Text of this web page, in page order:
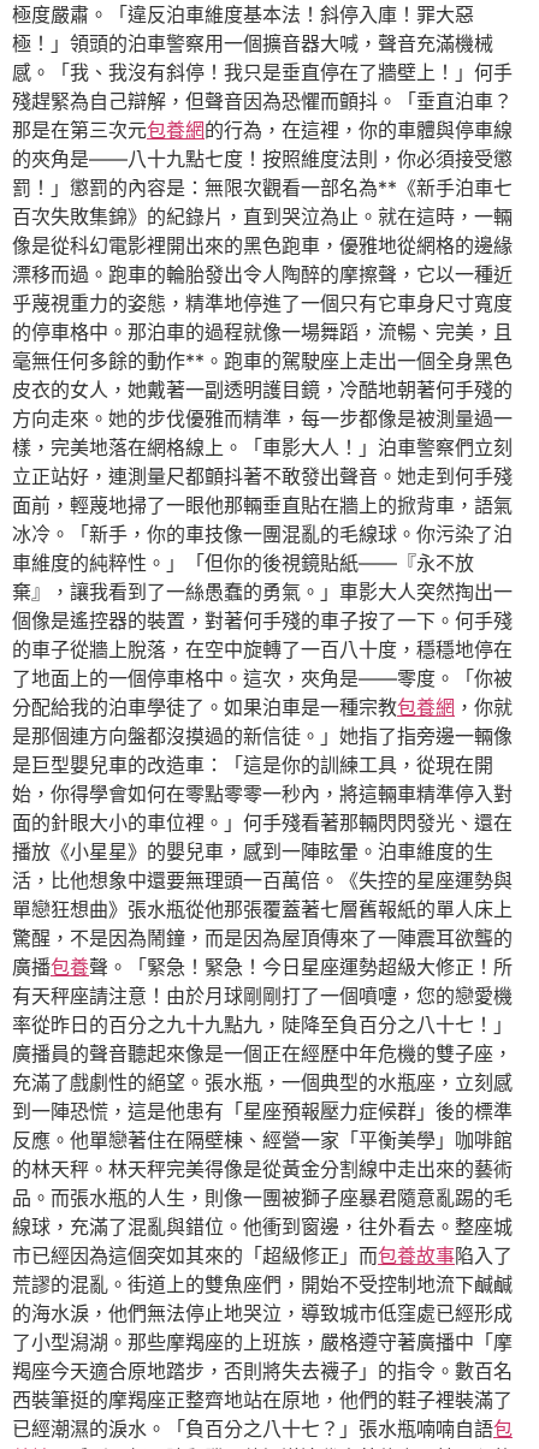
極度嚴肅。「違反泊車維度基本法！斜停入庫！罪大惡
極！」領頭的泊車警察用一個擴音器大喊，聲音充滿機械
感。「我、我沒有斜停！我只是垂直停在了牆壁上！」何手
殘趕緊為自己辯解，但聲音因為恐懼而顫抖。「垂直泊車？
那是在第三次元包養網的行為，在這裡，你的車體與停車線
的夾角是——八十九點七度！按照維度法則，你必須接受懲
罰！」懲罰的內容是：無限次觀看一部名為**《新手泊車七
百次失敗集錦》的紀錄片，直到哭泣為止。就在這時，一輛
像是從科幻電影裡開出來的黑色跑車，優雅地從網格的邊緣
漂移而過。跑車的輪胎發出令人陶醉的摩擦聲，它以一種近
乎蔑視重力的姿態，精準地停進了一個只有它車身尺寸寬度
的停車格中。那泊車的過程就像一場舞蹈，流暢、完美，且
毫無任何多餘的動作**。跑車的駕駛座上走出一個全身黑色
皮衣的女人，她戴著一副透明護目鏡，冷酷地朝著何手殘的
方向走來。她的步伐優雅而精準，每一步都像是被測量過一
樣，完美地落在網格線上。「車影大人！」泊車警察們立刻
立正站好，連測量尺都顫抖著不敢發出聲音。她走到何手殘
面前，輕蔑地掃了一眼他那輛垂直貼在牆上的掀背車，語氣
冰冷。「新手，你的車技像一團混亂的毛線球。你污染了泊
車維度的純粹性。」「但你的後視鏡貼紙——『永不放
棄』，讓我看到了一絲愚蠢的勇氣。」車影大人突然掏出一
個像是遙控器的裝置，對著何手殘的車子按了一下。何手殘
的車子從牆上脫落，在空中旋轉了一百八十度，穩穩地停在
了地面上的一個停車格中。這次，夾角是——零度。「你被
分配給我的泊車學徒了。如果泊車是一種宗教包養網 ，你就
是那個連方向盤都沒摸過的新信徒。」她指了指旁邊一輛像
是巨型嬰兒車的改造車：「這是你的訓練工具，從現在開
始，你得學會如何在零點零零一秒內，將這輛車精準停入對
面的針眼大小的車位裡。」何手殘看著那輛閃閃發光、還在
播放《小星星》的嬰兒車，感到一陣眩暈。泊車維度的生
活，比他想象中還要無理頭一百萬倍。《失控的星座運勢與
單戀狂想曲》張水瓶從他那張覆蓋著七層舊報紙的單人床上
驚醒，不是因為鬧鐘，而是因為屋頂傳來了一陣震耳欲聾的
廣播包養聲。「緊急！緊急！今日星座運勢超級大修正！所
有天秤座請注意！由於月球剛剛打了一個噴嚏，您的戀愛機
率從昨日的百分之九十九點九，陡降至負百分之八十七！」
廣播員的聲音聽起來像是一個正在經歷中年危機的雙子座，
充滿了戲劇性的絕望。張水瓶，一個典型的水瓶座，立刻感
到一陣恐慌，這是他患有「星座預報壓力症候群」後的標準
反應。他單戀著住在隔壁棟、經營一家「平衡美學」咖啡館
的林天秤。林天秤完美得像是從黃金分割線中走出來的藝術
品。而張水瓶的人生，則像一團被獅子座暴君隨意亂踢的毛
線球，充滿了混亂與錯位。他衝到窗邊，往外看去。整座城
市已經因為這個突如其來的「超級修正」而包養故事陷入了
荒謬的混亂。街道上的雙魚座們，開始不受控制地流下鹹鹹
的海水淚，他們無法停止地哭泣，導致城市低窪處已經形成
了小型潟湖。那些摩羯座的上班族，嚴格遵守著廣播中「摩
羯座今天適合原地踏步，否則將失去襪子」的指令。數百名
西裝筆挺的摩羯座正整齊地站在原地，他們的鞋子裡裝滿了
已經潮濕的淚水。「負百分之八十七？」張水瓶喃喃自語包